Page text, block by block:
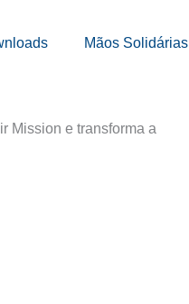
Mãos Solidárias
Mission e transforma a